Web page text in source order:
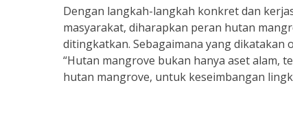
Dengan langkah-langkah konkret dan
masyarakat, diharapkan peran hutan
ditingkatkan. Sebagaimana yang dikatakan
“Hutan mangrove bukan hanya aset alam,
hutan mangrove, untuk keseimbangan